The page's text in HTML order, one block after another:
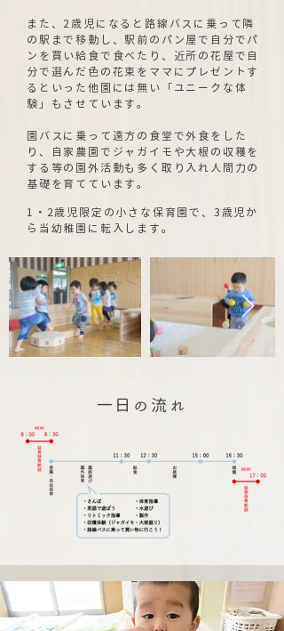
また、2歳児になると路線バスに乗って隣
の駅まで移動し、駅前のパン屋で自分でパ
ンを買い給食で食べたり、近所の花屋で自
分で選んだ色の花束をママにプレゼントす
るといった他園には無い「ユニークな体
験」もさせています。
園バスに乗って遠方の食堂で外食をした
り、自家農園でジャガイモや大根の収穫を
する等の園外活動も多く取り入れ人間力の
基礎を育てています。
1・2歳児限定の小さな保育園で、3歳児か
ら当幼稚園に転入します。
一日の流れ